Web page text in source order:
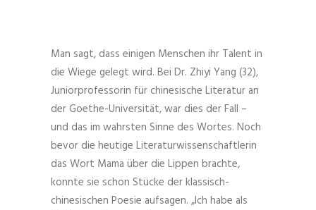
Man sagt, dass einigen Menschen ihr Talent in
die Wiege gelegt wird. Bei Dr. Zhiyi Yang (32),
Juniorprofessorin für chinesische Literatur an
der Goethe-Universität, war dies der Fall –
und das im wahrsten Sinne des Wortes. Noch
bevor die heutige Literaturwissenschaftlerin
das Wort Mama über die Lippen brachte,
konnte sie schon Stücke der klassisch-
chinesischen Poesie aufsagen. „Ich habe als